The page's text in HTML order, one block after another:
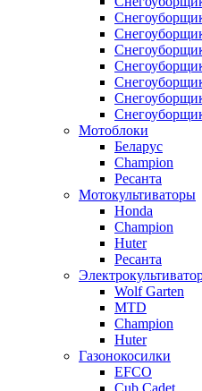
Мотоблоки
Беларус
Champion
Ресанта
Мотокультиваторы
Honda
Champion
Huter
Ресанта
Wolf Garten
MTD
Champion
Huter
Газонокосилки
EFCO
Cub Cadet